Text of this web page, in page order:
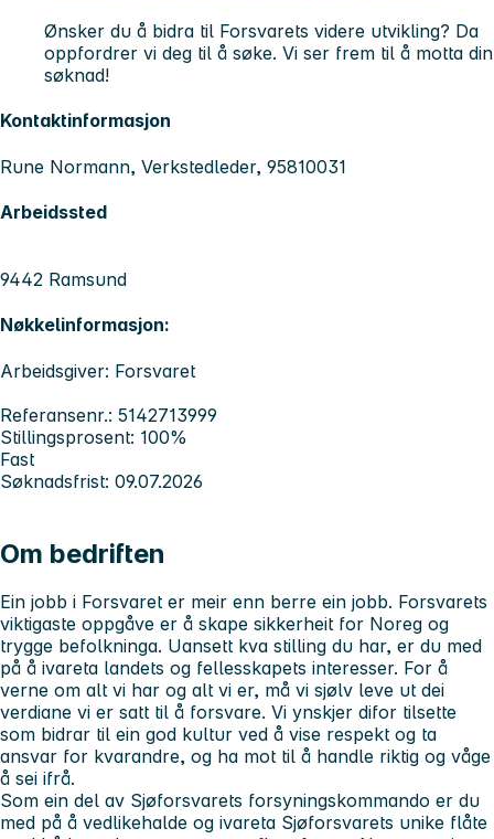
Ønsker du å bidra til Forsvarets videre utvikling? Da
oppfordrer vi deg til å søke. Vi ser frem til å motta din
søknad!
Kontaktinformasjon
Rune Normann, Verkstedleder, 95810031
Arbeidssted
9442 Ramsund
Nøkkelinformasjon:
Arbeidsgiver: Forsvaret
Referansenr.: 5142713999
Stillingsprosent: 100%
Fast
Søknadsfrist: 09.07.2026
Om bedriften
Ein jobb i Forsvaret er meir enn berre ein jobb. Forsvarets
viktigaste oppgåve er å skape sikkerheit for Noreg og
trygge befolkninga. Uansett kva stilling du har, er du med
på å ivareta landets og fellesskapets interesser. For å
verne om alt vi har og alt vi er, må vi sjølv leve ut dei
verdiane vi er satt til å forsvare. Vi ynskjer difor tilsette
som bidrar til ein god kultur ved å vise respekt og ta
ansvar for kvarandre, og ha mot til å handle riktig og våge
å sei ifrå.
Som ein del av Sjøforsvarets forsyningskommando er du
med på å vedlikehalde og ivareta Sjøforsvarets unike flåte